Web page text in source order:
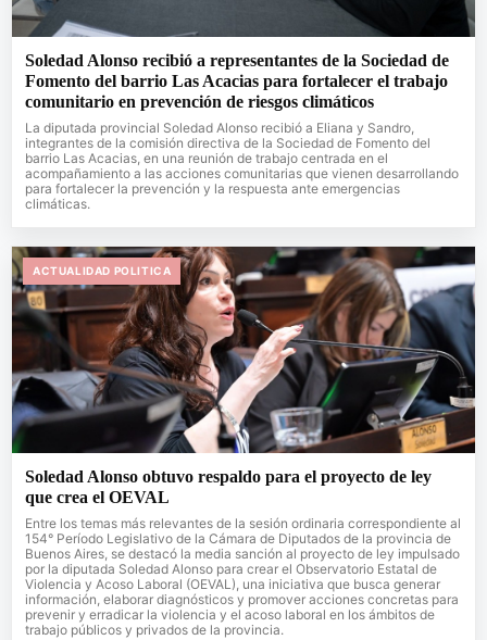
Soledad Alonso recibió a representantes de la Sociedad de
Fomento del barrio Las Acacias para fortalecer el trabajo
comunitario en prevención de riesgos climáticos
La diputada provincial Soledad Alonso recibió a Eliana y Sandro,
integrantes de la comisión directiva de la Sociedad de Fomento del
barrio Las Acacias, en una reunión de trabajo centrada en el
acompañamiento a las acciones comunitarias que vienen desarrollando
para fortalecer la prevención y la respuesta ante emergencias
climáticas.
ACTUALIDAD POLITICA
Soledad Alonso obtuvo respaldo para el proyecto de ley
que crea el OEVAL
Entre los temas más relevantes de la sesión ordinaria correspondiente al
154° Período Legislativo de la Cámara de Diputados de la provincia de
Buenos Aires, se destacó la media sanción al proyecto de ley impulsado
por la diputada Soledad Alonso para crear el Observatorio Estatal de
Violencia y Acoso Laboral (OEVAL), una iniciativa que busca generar
información, elaborar diagnósticos y promover acciones concretas para
prevenir y erradicar la violencia y el acoso laboral en los ámbitos de
trabajo públicos y privados de la provincia.